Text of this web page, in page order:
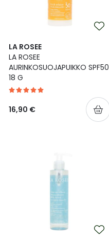
LA ROSEE
LA ROSEE
AURINKOSUOJAPUIKKO SPF50
18 G
16,90 €